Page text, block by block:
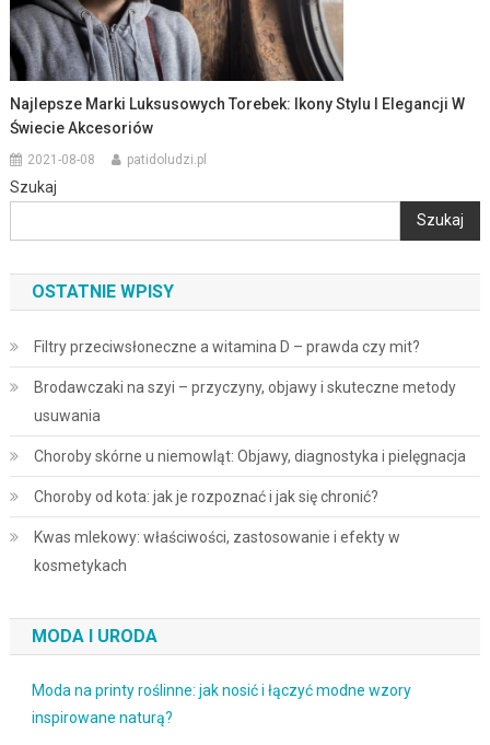
Najlepsze Marki Luksusowych Torebek: Ikony Stylu I Elegancji W
Świecie Akcesoriów
2021-08-08 patidoludzi.pl
Szukaj
Szukaj
OSTATNIE WPISY
Filtry przeciwsłoneczne a witamina D – prawda czy mit?
Brodawczaki na szyi – przyczyny, objawy i skuteczne metody
usuwania
Choroby skórne u niemowląt: Objawy, diagnostyka i pielęgnacja
Choroby od kota: jak je rozpoznać i jak się chronić?
Kwas mlekowy: właściwości, zastosowanie i efekty w
kosmetykach
MODA I URODA
Moda na printy roślinne: jak nosić i łączyć modne wzory
inspirowane naturą?